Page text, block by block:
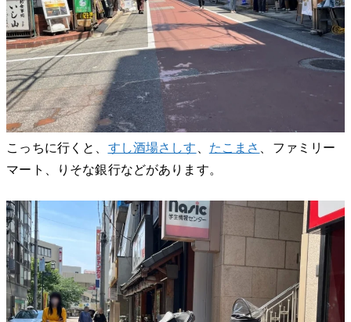
こっちに行くと、 すし酒場さしす たこまさ
、ファミリー
マート、りそな銀行などがあります。